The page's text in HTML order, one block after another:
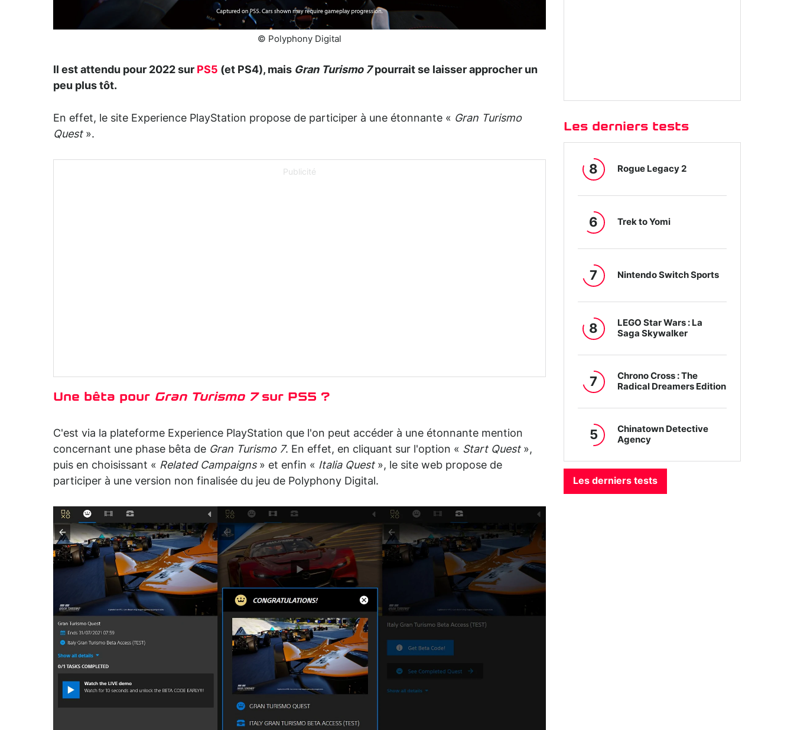
© Polyphony Digital
Il est attendu pour 2022 sur PS5 (et PS4), mais Gran Turismo 7pourrait se laisser approcher un
peu plus tôt.
En effet, le site Experience PlayStation propose de participer à une étonnante « Gran Turismo
Quest ».
Publicité
Une bêta pour Gran Turismo 7sur PS5 ?
C'est via la plateforme Experience PlayStation que l'on peut accéder à une étonnante mention
concernant une phase bêta de Gran Turismo 7. En effet, en cliquant sur l'option « Start Quest »,
puis en choisissant « Related Campaigns » et enfin « Italia Quest », le site web propose de
participer à une version non finalisée du jeu de Polyphony Digital.
Les derniers tests
8 Rogue Legacy 2
6 Trek to Yomi
7 Nintendo Switch Sports
8
LEGO Star Wars : La
Saga Skywalker
7
Chrono Cross : The
Radical Dreamers Edition
5
Chinatown Detective
Agency
Les derniers tests